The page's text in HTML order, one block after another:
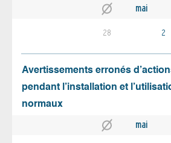
mai
28 2
Avertissements erronés
pendant l’installation et
normaux
mai